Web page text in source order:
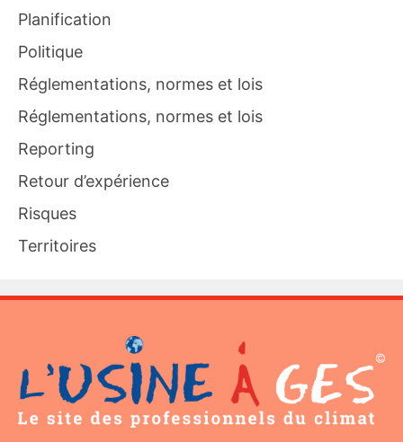
Planification
Politique
Réglementations, normes et lois
Réglementations, normes et lois
Reporting
Retour d’expérience
Risques
Territoires